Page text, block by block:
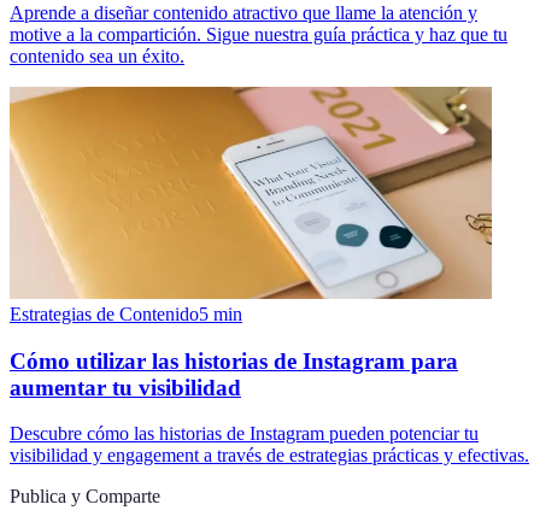
Aprende a diseñar contenido atractivo que llame la atención y
motive a la compartición. Sigue nuestra guía práctica y haz que tu
contenido sea un éxito.
Estrategias de Contenido5 min
Cómo utilizar las historias de Instagram para
aumentar tu visibilidad
Descubre cómo las historias de Instagram pueden potenciar tu
visibilidad y engagement a través de estrategias prácticas y efectivas.
Publica y Comparte